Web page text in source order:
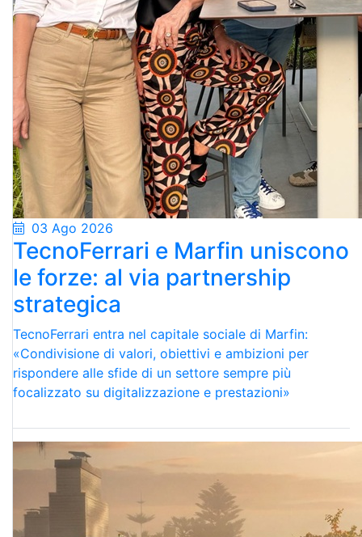
03 Ago 2026
TecnoFerrari e Marfin uniscono
le forze: al via partnership
strategica
TecnoFerrari entra nel capitale sociale di Marfin:
«Condivisione di valori, obiettivi e ambizioni per
rispondere alle sfide di un settore sempre più
focalizzato su digitalizzazione e prestazioni»